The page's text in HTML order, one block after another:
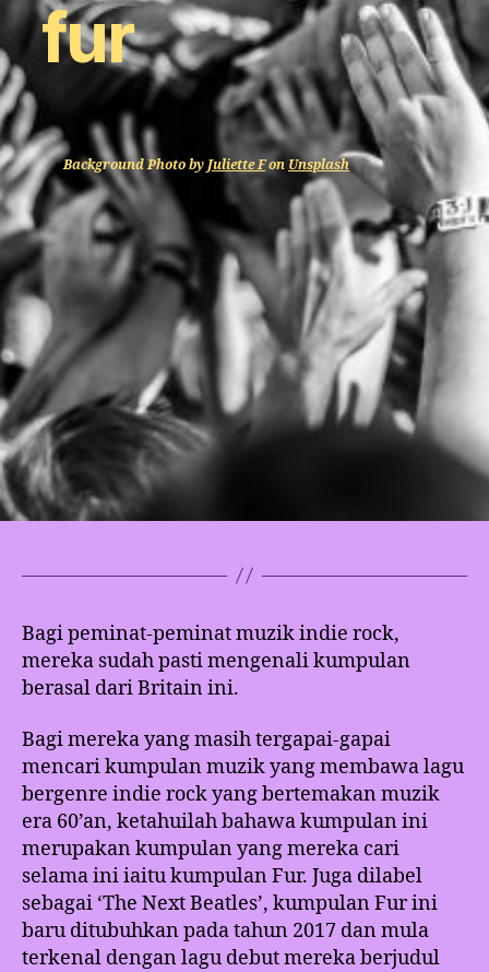
fur
Background Photo by Juliette Fon Unsplash
Bagi peminat-peminat muzik indie rock,
mereka sudah pasti mengenali kumpulan
berasal dari Britain ini.
Bagi mereka yang masih tergapai-gapai
mencari kumpulan muzik yang membawa lagu
bergenre indie rock yang bertemakan muzik
era 60’an, ketahuilah bahawa kumpulan ini
merupakan kumpulan yang mereka cari
selama ini iaitu kumpulan Fur. Juga dilabel
sebagai ‘The Next Beatles’, kumpulan Fur ini
baru ditubuhkan pada tahun 2017 dan mula
terkenal dengan lagu debut mereka berjudul